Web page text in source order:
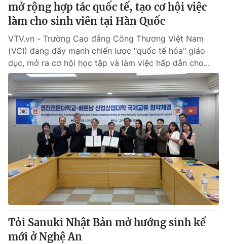
Liên hệ tòa soạn English
THỜI BÁO VTV
Theo dõi báo trên
Cơ quan chủ quản: Đài Truyền hình Việt Nam
Cơ quan báo chí:
Thời báo VTV
Giấy phép hoạt động báo in và báo điện tử số 483/GP-BTTTT
cấp ngày 29/12/2023
Tổng Biên tập:
Phó Tổng Biên tập:Nguyễn Thị Mỹ Hạnh, Phạm Quốc Thắng,
Nguyễn Trọng Ninh
Tổng đài VTV:024.38 355 931 - 024.38 355 932
Ðiện thoại Thời báo VTV:
mở rộng hợp tác quốc tế, tạo cơ hội việc
làm cho sinh viên tại Hàn Quốc
VTV.vn - Trường Cao đẳng Công Thương Việt Nam
(VCI) đang đẩy mạnh chiến lược "quốc tế hóa" giáo
dục, mở ra cơ hội học tập và làm việc hấp dẫn cho...
Tỏi Sanuki Nhật Bản mở hướng sinh kế
mới ở Nghệ An